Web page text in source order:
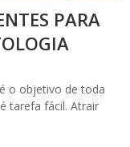
PARA
o objetivo de toda
tarefa fácil. Atrair